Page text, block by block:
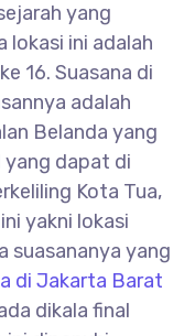
yang
lokasi ini adalah
16. Suasana di
adalah
Belanda yang
yang dapat di
Kota Tua,
yakni lokasi
suasananya yang
di Jakarta Barat
dikala final